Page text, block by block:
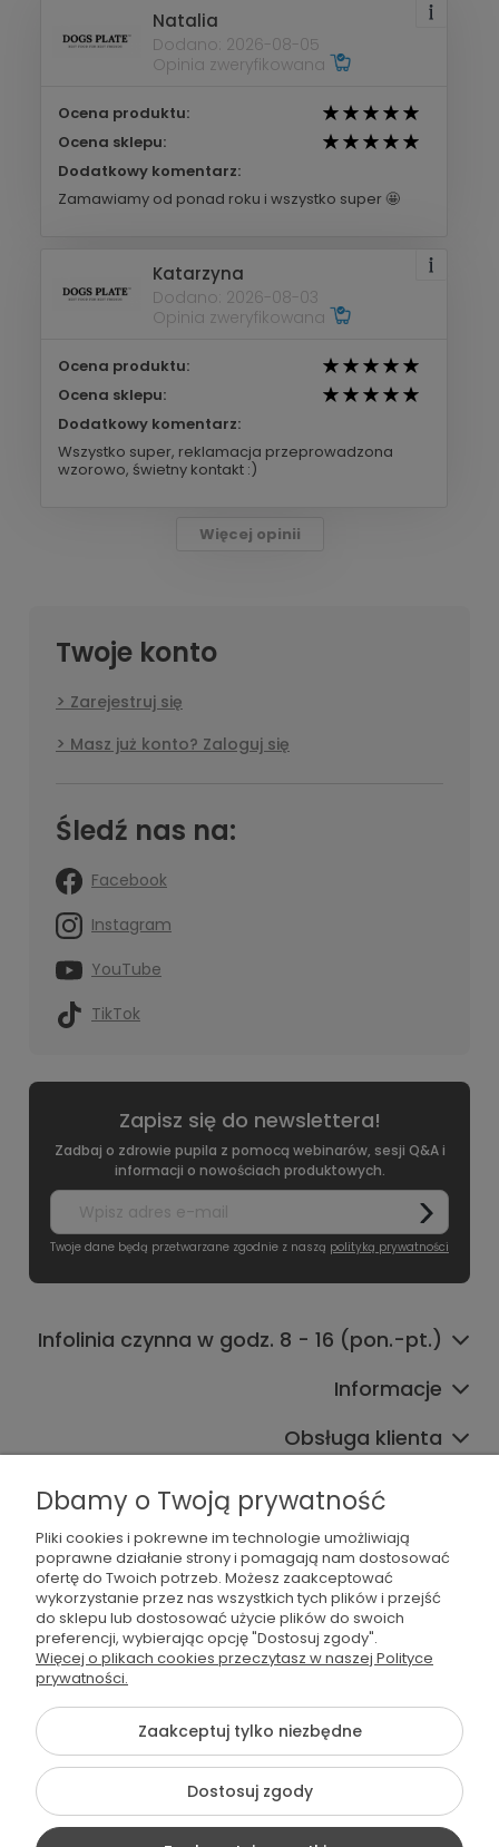
Natalia
Dodano: 2026-08-05
Opinia zweryfikowana
Ocena produktu:
Ocena sklepu:
Dodatkowy komentarz:
Zamawiamy od ponad roku i wszystko super 🤩
Katarzyna
Dodano: 2026-08-03
Opinia zweryfikowana
Ocena produktu:
Ocena sklepu:
Dodatkowy komentarz:
Wszystko super, reklamacja przeprowadzona
wzorowo, świetny kontakt :)
Więcej opinii
Twoje konto
Zarejestruj się
Masz już konto? Zaloguj się
Śledź nas na:
Facebook
Instagram
YouTube
TikTok
Zapisz się do newslettera!
Zadbaj o zdrowie pupila z pomocą webinarów, sesji Q&A i
informacji o nowościach produktowych.
Twoje dane będą przetwarzane zgodnie z naszą polityką prywatności
Infolinia czynna w godz. 8 - 16 (pon.-pt.)
Informacje
Obsługa klienta
Współpraca
536 042 061
Szablon Flex byEcommercy
Dbamy o Twoją prywatność
Pliki cookies i pokrewne im technologie umożliwiają
poprawne działanie strony i pomagają nam dostosować
ofertę do Twoich potrzeb. Możesz zaakceptować
wykorzystanie przez nas wszystkich tych plików i przejść
do sklepu lub dostosować użycie plików do swoich
preferencji, wybierając opcję "Dostosuj zgody".
Więcej o plikach cookies przeczytasz w naszej Polityce
prywatności.
Zaakceptuj tylko niezbędne
Dostosuj zgody